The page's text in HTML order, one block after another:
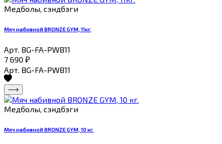
Медболы, сэндбэги
Мяч набивной BRONZE GYM, 11кг.
Арт. BG-FA-PWB11
7 690 ₽
Арт. BG-FA-PWB11
Медболы, сэндбэги
Мяч набивной BRONZE GYM, 10 кг.